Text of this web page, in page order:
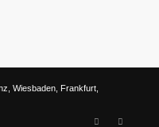
Wiesbaden, Frankfurt,